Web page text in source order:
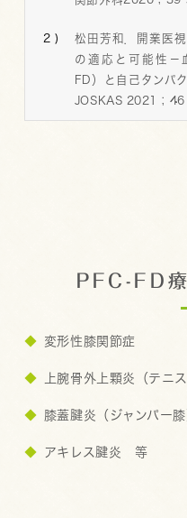
松田芳和．開業医
の適応と可能性－
FD）と自己タンパ
JOSKAS 2021；
PFC-FD
変形性膝関節症
上腕骨外上顆炎（テニス
膝蓋腱炎（ジャンパー膝
アキレス腱炎 等